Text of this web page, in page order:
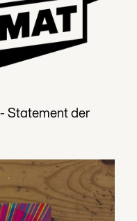
Statement der